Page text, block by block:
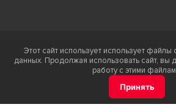
Терра - территория керамики 2026
Ⓒ Правообладателем товарного знака
Этот сайт использует использует
данных. Продолжая использовать сайт, вы
работу с этими
Принять